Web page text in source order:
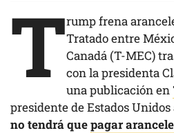
Trump frena
Tratado entre
Canadá (T-MEC)
con la presidenta
una publicación en
presidente de Estados
no tendrá quepagar